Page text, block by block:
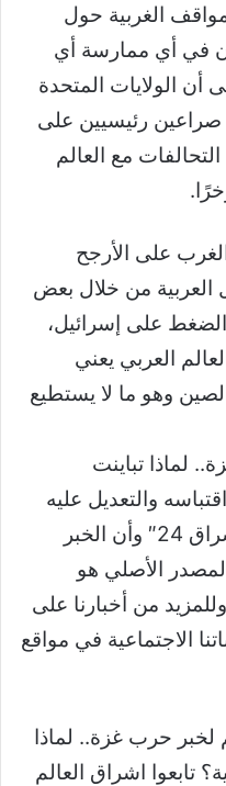
الغربية حول
في أي ممارسة أي
الولايات المتحدة
صراعين رئيسيين على
مع العالم
على الأرجح
العربية من خلال بعض
على إسرائيل،
العربي يعني
وهو ما لا يستطيع
لماذا تباينت
والتعديل عليه
من قبل فريق التحرير في ” إشراق 24″ وأن الخبر
الأصلي هو
من أخبارنا على
الاجتماعية في مواقع
لخبر حرب غزة.. لماذا
تابعوا اشراق العالم